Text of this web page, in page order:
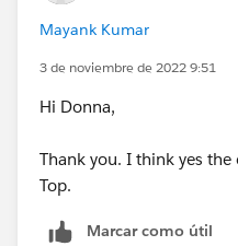
Mayank Kumar
3 de noviembre de 2022 9:51
Hi Donna,
Thank you. I think yes
Top.
Marcar como útil